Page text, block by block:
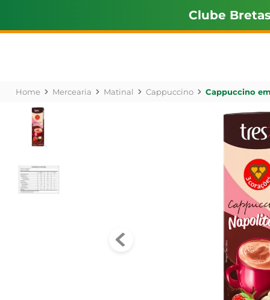
Clube Bretas
Mercearia Matinal Cappuccino Cappuccino